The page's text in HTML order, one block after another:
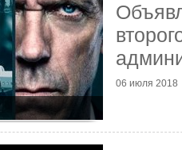
06 июля 2018